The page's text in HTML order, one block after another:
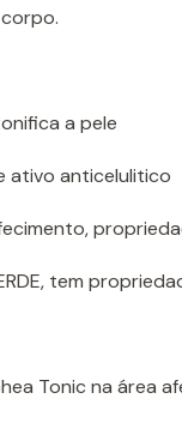
a pele
ativo anticelulitico
tem
Tonic na área